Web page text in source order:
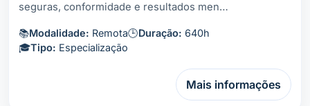
seguras, conformidade e resultados men…
📚Modalidade: Remota🕒Duração: 640h
🎓Tipo: Especialização
Mais informações